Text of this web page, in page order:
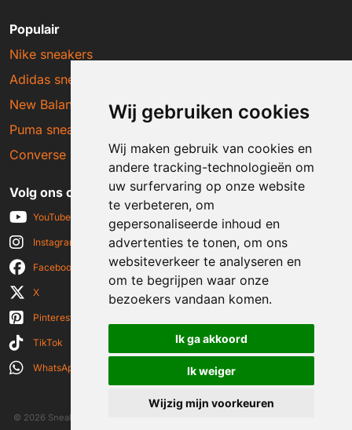
Wij gebruiken cookies
Wij maken gebruik van cookies en
andere tracking-technologieën om
uw surfervaring op onze website
te verbeteren, om
gepersonaliseerde inhoud en
advertenties te tonen, om ons
websiteverkeer te analyseren en
om te begrijpen waar onze
bezoekers vandaan komen.
Ik ga akkoord
Ik weiger
Wijzig mijn voorkeuren
Populair
Nike sneakers
Adidas sneakers
New Balance sneakers
Puma sneakers
Converse sneakers
Volg ons op social media
YouTube
Instagram
Facebook
X
Pinterest
TikTok
WhatsApp
© 2026 Sneakerplaats.nl